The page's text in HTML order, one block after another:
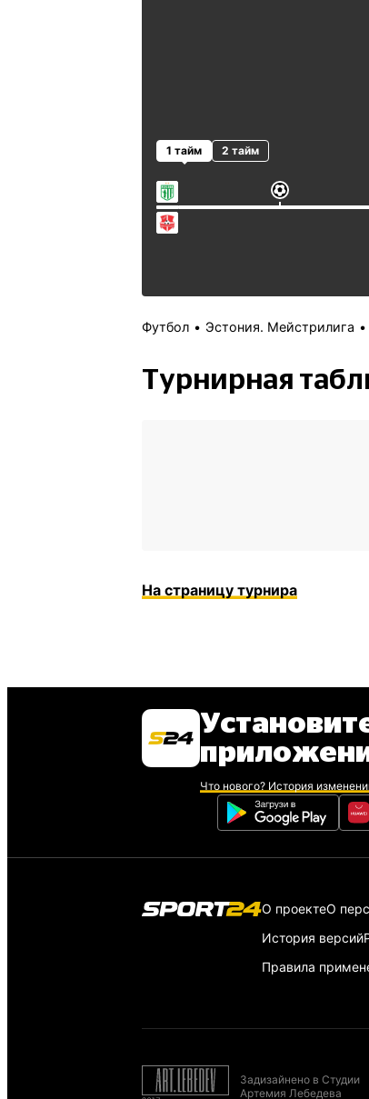
1 тайм 2 тайм
Футбол Эстония. Мейстрилига
Турнирная
На страницу турнира
Что нового? История
О проектеО
История версий
Правила
Задизайнено в Студии
Артемия Лебедева